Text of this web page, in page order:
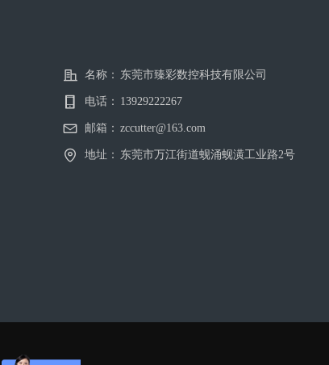
名称： 东莞市臻彩数控科技有限公司
电话： 13929222267
邮箱： zccutter@163.com
地址： 东莞市万江街道蚬涌蚬潢工业路2号